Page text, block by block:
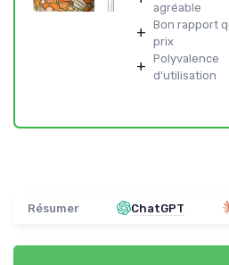
agréable
+ Bon rapport
prix
+ Polyvalence
d'utilisation
Résumer ChatGPT